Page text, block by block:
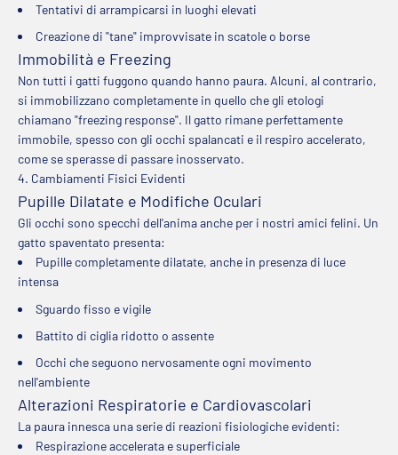
Tentativi di arrampicarsi in luoghi elevati
Creazione di "tane" improvvisate in scatole o borse
Immobilità e Freezing
Non tutti i gatti fuggono quando hanno paura. Alcuni, al contrario,
si immobilizzano completamente in quello che gli etologi
chiamano "freezing response". Il gatto rimane perfettamente
immobile, spesso con gli occhi spalancati e il respiro accelerato,
come se sperasse di passare inosservato.
4. Cambiamenti Fisici Evidenti
Pupille Dilatate e Modifiche Oculari
Gli occhi sono specchi dell'anima anche per i nostri amici felini. Un
gatto spaventato presenta:
Pupille completamente dilatate, anche in presenza di luce
intensa
Sguardo fisso e vigile
Battito di ciglia ridotto o assente
Occhi che seguono nervosamente ogni movimento
nell'ambiente
Alterazioni Respiratorie e Cardiovascolari
La paura innesca una serie di reazioni fisiologiche evidenti:
Respirazione accelerata e superficiale